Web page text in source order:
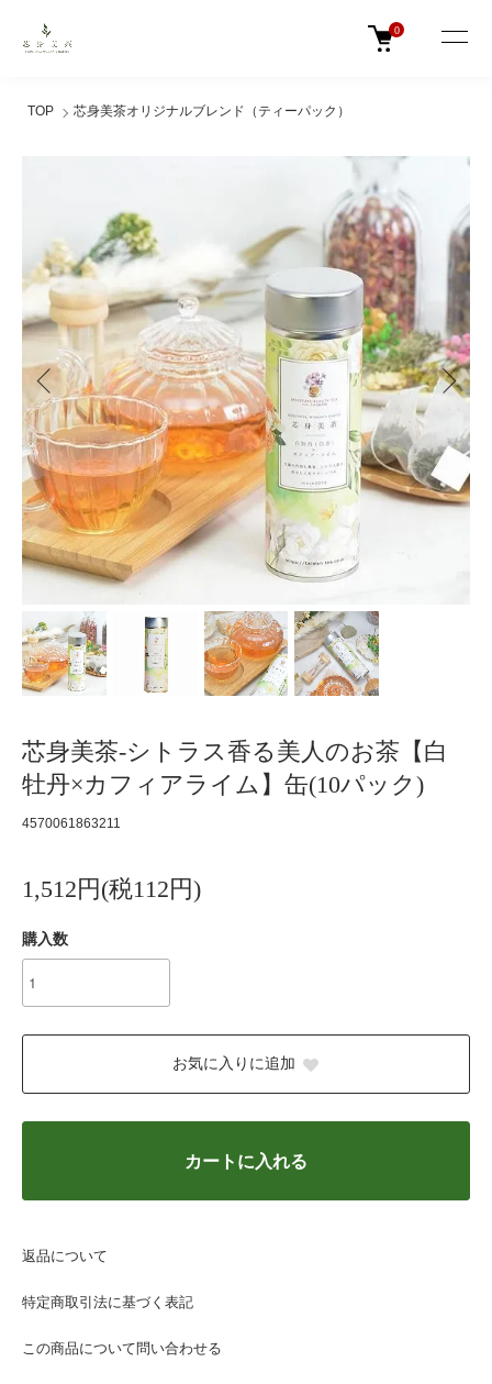
0
TOP 芯身美茶オリジナルブレンド（ティーパック）
芯身美茶-シトラス香る美人のお茶【白
牡丹×カフィアライム】缶(10パック)
4570061863211
1,512円(税112円)
購入数
お気に入りに追加
カートに入れる
返品について
特定商取引法に基づく表記
この商品について問い合わせる